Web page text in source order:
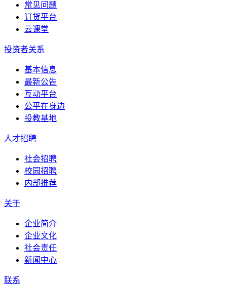
常见问题
订货平台
云课堂
投资者关系
基本信息
最新公告
互动平台
公平在身边
投教基地
人才招聘
社会招聘
校园招聘
内部推荐
关于
企业简介
企业文化
社会责任
新闻中心
联系